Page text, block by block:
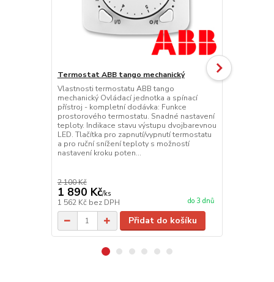
Termostat ABB tango mechanický
Vlastnosti termostatu ABB tango
mechanický Ovládací jednotka a spínací
přístroj - kompletní dodávka: Funkce
prostorového termostatu. Snadné nastavení
teploty. Indikace stavu výstupu dvojbarevnou
LED. Tlačítka pro zapnutí/vypnutí termostatu
a pro ruční snížení teploty s možností
nastavení kroku poten...
2 100 Kč
1 890 Kč/ks
1 562 Kč bez DPH do 3 dnů
Přidat do košíku
Termostat